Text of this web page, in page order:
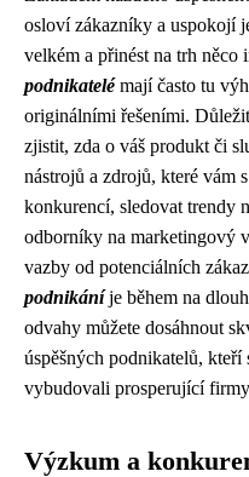
osloví zákazníky a uspokojí
velkém a přinést na trh něco
podnikatelémají často tu
originálními řešeními.
zjistit, zda o váš produkt či
nástrojů a zdrojů, které vám
konkurencí, sledovat trendy
odborníky na marketingový
vazby od potenciálních
podnikáníje během na
odvahy můžete dosáhnout
úspěšných podnikatelů, kteří
vybudovali prosperující
Výzkum a